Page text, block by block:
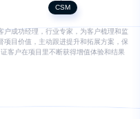
CSM
户成功经理，行业专家，为客户梳理和监
项目价值，主动跟进提升和拓展方案，保
证客户在项目里不断获得增值体验和结果